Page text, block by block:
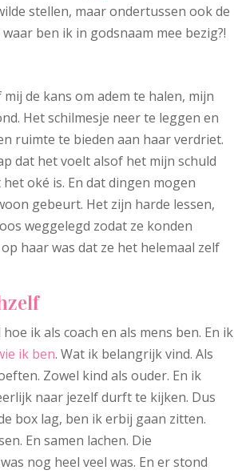
stellen, maar ondertussen ook de
ben ik in godsnaam mee bezig?!
de kans om adem te halen, mijn
Het schilmesje neer te leggen en
ruimte te bieden aan haar verdriet.
dat het voelt alsof het mijn schuld
oké is. En dat dingen mogen
gebeurt. Het zijn harde lessen,
weggelegd zodat ze konden
haar was dat ze het helemaal zelf
ik als coach en als mens ben. En ik
ik ben. Wat ik belangrijk vind. Als
Zowel kind als ouder. En ik
naar jezelf durft te kijken. Dus
box lag, ben ik erbij gaan zitten.
En samen lachen. Die
nog heel veel was. En er stond